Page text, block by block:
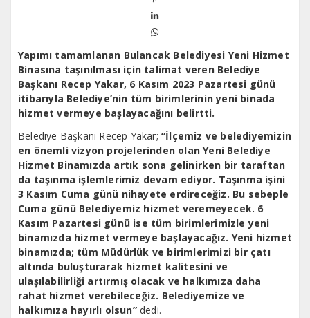
Yapımı tamamlanan Bulancak Belediyesi Yeni Hizmet
Binasına taşınılması için talimat veren Belediye
Başkanı Recep Yakar, 6 Kasım 2023 Pazartesi günü
itibarıyla Belediye’nin tüm birimlerinin yeni binada
hizmet vermeye başlayacağını belirtti.
Belediye Başkanı Recep Yakar; “İlçemiz ve belediyemizin
en önemli vizyon projelerinden olan Yeni Belediye
Hizmet Binamızda artık sona gelinirken bir taraftan
da taşınma işlemlerimiz devam ediyor. Taşınma işini
3 Kasım Cuma günü nihayete erdireceğiz. Bu sebeple
Cuma günü Belediyemiz hizmet veremeyecek. 6
Kasım Pazartesi günü ise tüm birimlerimizle yeni
binamızda hizmet vermeye başlayacağız. Yeni hizmet
binamızda; tüm Müdürlük ve birimlerimizi bir çatı
altında buluşturarak hizmet kalitesini ve
ulaşılabilirliği artırmış olacak ve halkımıza daha
rahat hizmet verebileceğiz. Belediyemize ve
halkımıza hayırlı olsun”dedi.